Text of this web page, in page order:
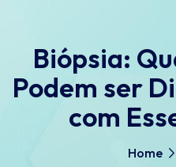
Biópsia:
Podem ser
com
Home